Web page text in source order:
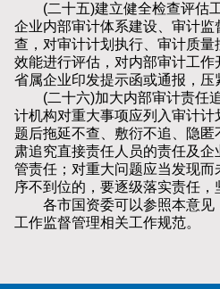
(二十五)建立健全检查评估工
企业内部审计体系建设、审计
查，对审计计划执行、审计质
效能进行评估，对内部审计工
省属企业印发提示函或通报，压
(二十六)加大内部审计责任追
计机构对重大事项应列入审计
题后拖延不查、敷衍不追、隐
肃追究直接责任人员的责任及
管责任；对重大问题应当发现
序不到位的，要逐级落实责任，
各市国资委可以参照本意见
工作监督管理相关工作规范。